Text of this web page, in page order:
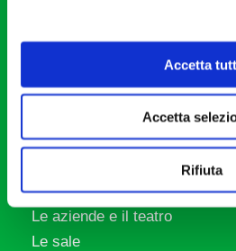
Accetta
Accetta
Rifiuta
Orchestra I Pomeriggi
Direttore Artistico
Direttore emerito
Professori d’Orchestra
Eventi Corporate
Le aziende e il teatro
Le sale